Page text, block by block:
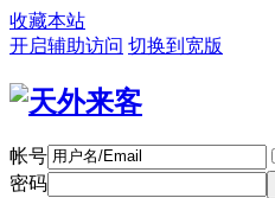
收藏本站
开启辅助访问 切换到宽版
帐号
密码